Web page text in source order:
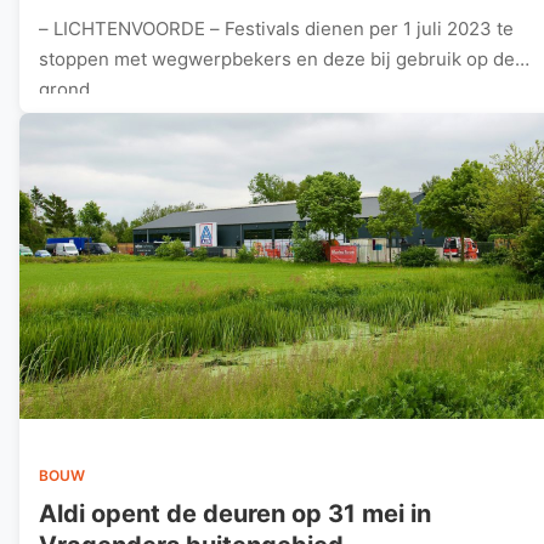
– LICHTENVOORDE – Festivals dienen per 1 juli 2023 te
stoppen met wegwerpbekers en deze bij gebruik op de
grond…
BOUW
Aldi opent de deuren op 31 mei in